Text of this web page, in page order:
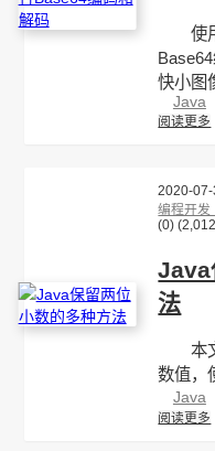
使用
快小图
Java
阅读更多
2020-07-
编程开
(0)
Java
法
本文
数值，
Java
阅读更多